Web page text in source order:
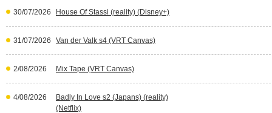
30/07/2026 House Of Stassi (reality) (Disney+)
31/07/2026 Van der Valk s4 (VRT Canvas)
2/08/2026 Mix Tape (VRT Canvas)
4/08/2026
Badly In Love s2 (Japans) (reality)
(Netflix)